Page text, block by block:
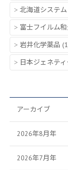
北海道システ
富士フイルム
岩井化学薬品
日本ジェネテ
アーカイブ
2026年8月年
2026年7月年